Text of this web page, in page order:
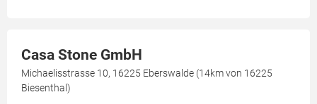
Casa Stone GmbH
Michaelisstrasse 10, 16225 Eberswalde (14km von 16225
Biesenthal)